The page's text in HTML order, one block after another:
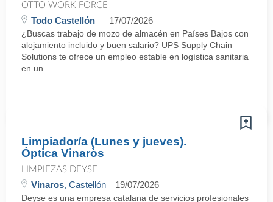
OTTO WORK FORCE
Todo Castellón 17/07/2026
¿Buscas trabajo de mozo de almacén en Países Bajos con
alojamiento incluido y buen salario? UPS Supply Chain
Solutions te ofrece un empleo estable en logística sanitaria
en un ...
Limpiador/a (Lunes y jueves).
Óptica Vinaròs
LIMPIEZAS DEYSE
Vinaros, Castellón 19/07/2026
Deyse es una empresa catalana de servicios profesionales